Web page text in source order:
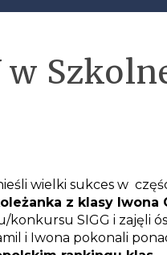
wielki sukces w
z klasy
SIGG i zajęli
i Iwona pokonali